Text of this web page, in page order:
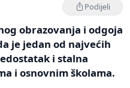
Podijeli
obrazovanja i odgoja
je jedan od najvećih
i stalna
i osnovnim školama.